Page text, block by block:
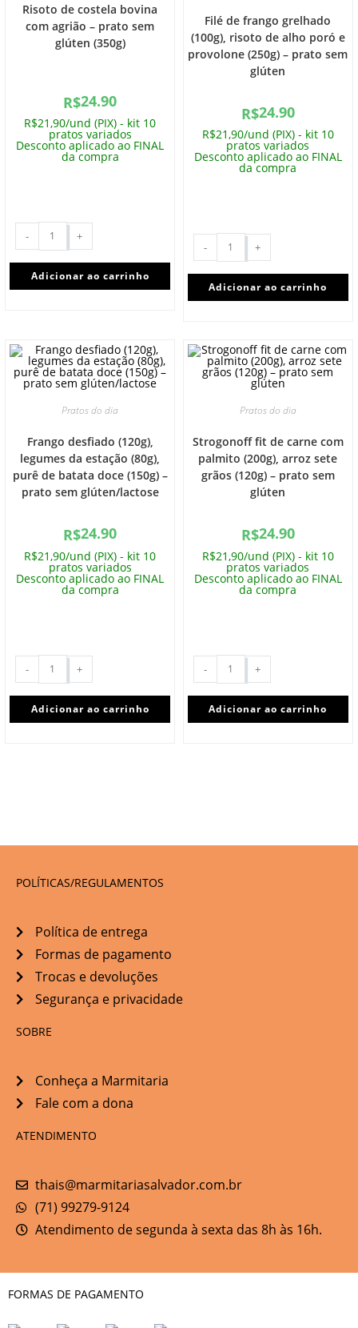
Risoto de costela bovina
com agrião – prato sem
glúten (350g)
R$24.90
R$21,90/und (PIX) - kit 10
pratos variados
Desconto aplicado ao FINAL
da compra
- +
Adicionar ao carrinho
Filé de frango grelhado
(100g), risoto de alho poró e
provolone (250g) – prato sem
glúten
R$24.90
R$21,90/und (PIX) - kit 10
pratos variados
Desconto aplicado ao FINAL
da compra
- +
Adicionar ao carrinho
Pratos do dia
Frango desfiado (120g),
legumes da estação (80g),
purê de batata doce (150g) –
prato sem glúten/lactose
R$24.90
R$21,90/und (PIX) - kit 10
pratos variados
Desconto aplicado ao FINAL
da compra
- +
Adicionar ao carrinho
Pratos do dia
Strogonoff fit de carne com
palmito (200g), arroz sete
grãos (120g) – prato sem
glúten
R$24.90
R$21,90/und (PIX) - kit 10
pratos variados
Desconto aplicado ao FINAL
da compra
- +
Adicionar ao carrinho
POLÍTICAS/REGULAMENTOS
Política de entrega
Formas de pagamento
Trocas e devoluções
Segurança e privacidade
SOBRE
Conheça a Marmitaria
Fale com a dona
ATENDIMENTO
thais@marmitariasalvador.com.br
(71) 99279-9124
Atendimento de segunda à sexta das 8h às 16h.
FORMAS DE PAGAMENTO